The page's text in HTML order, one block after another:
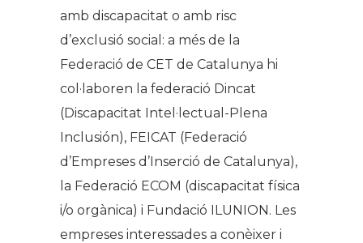
amb discapacitat o amb risc
d’exclusió social: a més de la
Federació de CET de Catalunya hi
col·laboren la federació Dincat
(Discapacitat Intel·lectual-Plena
Inclusión), FEICAT (Federació
d’Empreses d’Inserció de Catalunya),
la Federació ECOM (discapacitat física
i/o orgànica) i Fundació ILUNION. Les
empreses interessades a conèixer i